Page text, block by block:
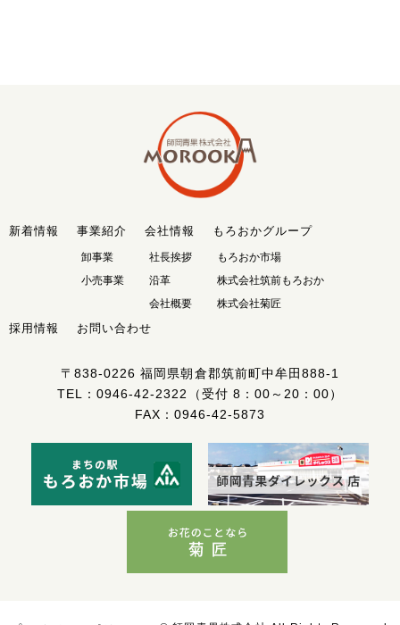
新着情報 事業紹介
卸事業
小売事業
会社情報
社長挨拶
沿革
会社概要
もろおかグループ
もろおか市場
株式会社筑前もろおか
株式会社菊匠
採用情報 お問い合わせ
〒838-0226福岡県朝倉郡筑前町中牟田888-1
TEL： 0946-42-2322
（受付 8：00～20：00）
FAX：0946-42-5873